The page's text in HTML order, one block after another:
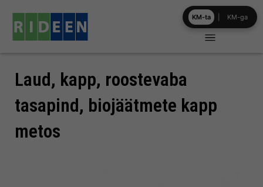
content
Laud, kapp, roostevaba
tasapind, biojäätmete kapp
metos
KM-ta KM-ga